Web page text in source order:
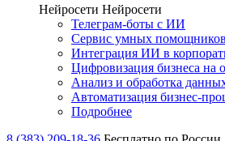
Нейросети Нейросети
Телеграм-боты с ИИ
Сервис умных помощников
Интеграция ИИ в
Цифровизация бизнеса на
Анализ и обработка
Автоматизация бизнес-
Подробнее